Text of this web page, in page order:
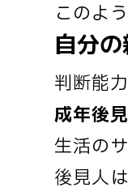
このよ
自分
判断能
成年後見
生活の
後見人